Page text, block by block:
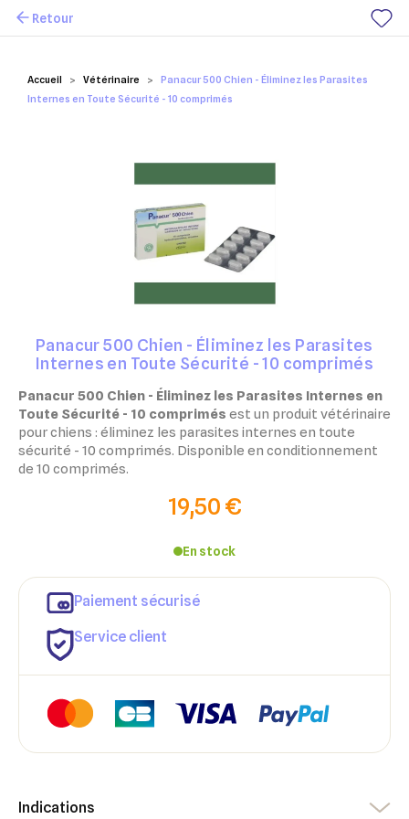
Mes favoris
Accueil Vétérinaire
Panacur 500 Chien - Éliminez les Parasites
Internes en Toute Sécurité - 10 comprimés
Retour
Panacur 500 Chien - Éliminez les Parasites
Internes en Toute Sécurité - 10 comprimés
Panacur 500 Chien - Éliminez les Parasites Internes en
Toute Sécurité - 10 comprimés est un produit vétérinaire
pour chiens : éliminez les parasites internes en toute
sécurité - 10 comprimés. Disponible en conditionnement
de 10 comprimés.
19,50 €
En stock
Paiement sécurisé
Service client
Indications
Créer une liste d'envies ×
Connexion ×